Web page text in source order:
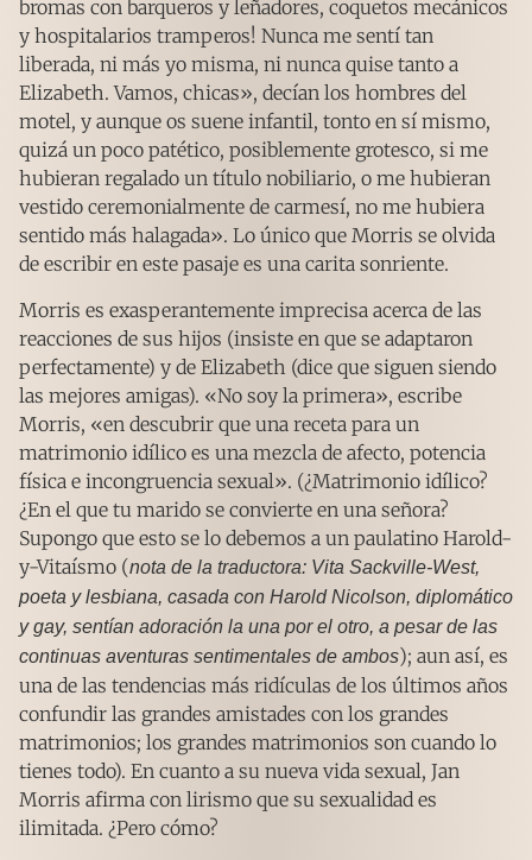
bromas con barqueros y leñadores, coquetos mecánicos
y hospitalarios tramperos! Nunca me sentí tan
liberada, ni más yo misma, ni nunca quise tanto a
Elizabeth. Vamos, chicas», decían los hombres del
motel, y aunque os suene infantil, tonto en sí mismo,
quizá un poco patético, posiblemente grotesco, si me
hubieran regalado un título nobiliario, o me hubieran
vestido ceremonialmente de carmesí, no me hubiera
sentido más halagada». Lo único que Morris se olvida
de escribir en este pasaje es una carita sonriente.
Morris es exasperantemente imprecisa acerca de las
reacciones de sus hijos (insiste en que se adaptaron
perfectamente) y de Elizabeth (dice que siguen siendo
las mejores amigas). «No soy la primera», escribe
Morris, «en descubrir que una receta para un
matrimonio idílico es una mezcla de afecto, potencia
física e incongruencia sexual». (¿Matrimonio idílico?
¿En el que tu marido se convierte en una señora?
Supongo que esto se lo debemos a un paulatino Harold-
y-Vitaísmo (nota de la traductora: Vita Sackville-West,
poeta y lesbiana, casada con Harold Nicolson, diplomático
y gay, sentían adoración la una por el otro, a pesar de las
continuas aventuras sentimentales de ambos); aun así, es
una de las tendencias más ridículas de los últimos años
confundir las grandes amistades con los grandes
matrimonios; los grandes matrimonios son cuando lo
tienes todo). En cuanto a su nueva vida sexual, Jan
Morris afirma con lirismo que su sexualidad es
ilimitada. ¿Pero cómo?